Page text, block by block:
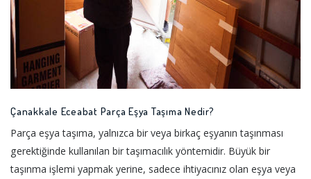
Çanakkale Eceabat Parça Eşya Taşıma Nedir?
Parça eşya taşıma, yalnızca bir veya birkaç eşyanın taşınması
gerektiğinde kullanılan bir taşımacılık yöntemidir. Büyük bir
taşınma işlemi yapmak yerine, sadece ihtiyacınız olan eşya veya